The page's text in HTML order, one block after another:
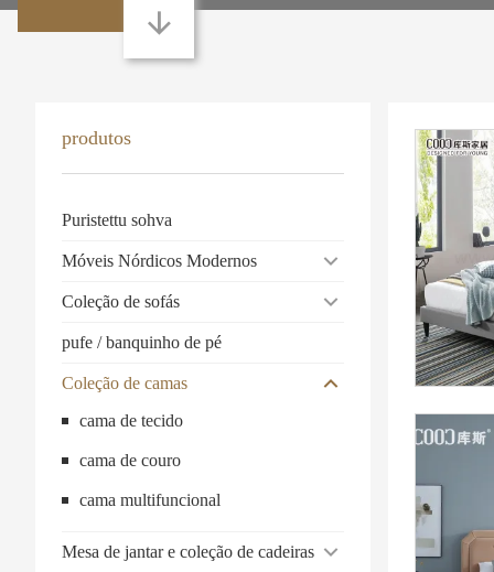
produtos
Puristettu sohva
Móveis Nórdicos Modernos
Coleção de sofás
pufe / banquinho de pé
Coleção de camas
cama de tecido
cama de couro
cama multifuncional
Mesa de jantar e coleção de cadeiras